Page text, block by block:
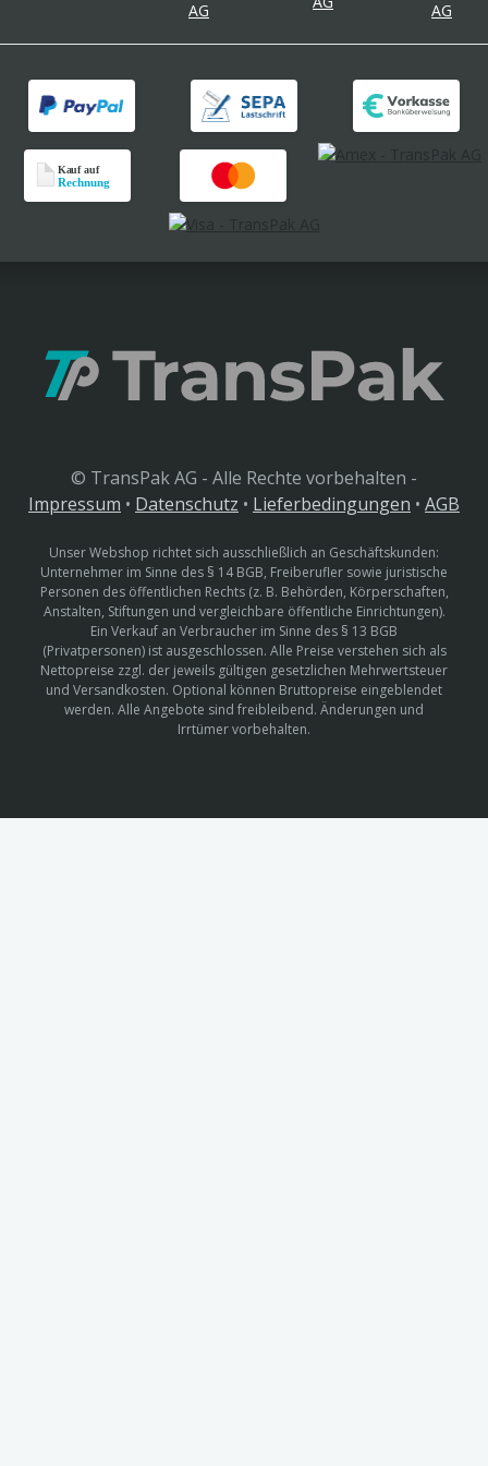
© TransPak AG - Alle Rechte vorbehalten -
Impressum • Datenschutz • Lieferbedingungen • AGB
Unser Webshop richtet sich ausschließlich an Geschäftskunden:
Unternehmer im Sinne des § 14 BGB, Freiberufler sowie juristische
Personen des öffentlichen Rechts (z. B. Behörden, Körperschaften,
Anstalten, Stiftungen und vergleichbare öffentliche Einrichtungen).
Ein Verkauf an Verbraucher im Sinne des § 13 BGB
(Privatpersonen) ist ausgeschlossen. Alle Preise verstehen sich als
Nettopreise zzgl. der jeweils gültigen gesetzlichen Mehrwertsteuer
und Versandkosten. Optional können Bruttopreise eingeblendet
werden. Alle Angebote sind freibleibend. Änderungen und
Irrtümer vorbehalten.